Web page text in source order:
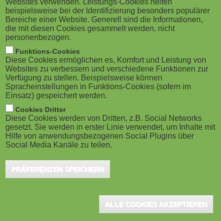
M
o
b
i
l
e
)
g
a
o
n
künftig für Schüler, Lehrer und Eltern auf der
ganzen Welt verfügbar sein. Dies gab der Moskauer
Bürgermeister Sergey Sobyanin laut dem Online-
Magazin "Ostexperte.de" bekannt.
Bei der MES handelt es sich um ein digitales Bildungsprojekt der
Stadt Moskau. Auf der interaktiven Lernplattform können Schüler
Unterrichtseinheiten und Testaufgaben in allen Fächern
absolvieren – ganz einfach per Smartphone oder Tablet. Derzeit
hält die Bibliothek der Plattform etwa 600.000 Lektionen, die
Dafür müssen Nutzer nur die "Moscow e-school"-App
freigeschalten wird. Laut Informationen der Stadt haben bereits
2,5 Millionen Moskauer die Plattform genutzt.
Websites verwenden. Leistungs-Cookies helfen
beispielsweise bei der Identifizierung besonders populärer
Bereiche einer Website. Generell sind die Informationen,
die mit diesen Cookies gesammelt werden, nicht
personenbezogen.
Funktions-Cookies
Diese Cookies ermöglichen es, Komfort und Leistung von
Websites zu verbessern und verschiedene Funktionen zur
Verfügung zu stellen. Beispielsweise können
Spracheinstellungen in Funktions-Cookies (sofern im
Einsatz) gespeichert werden.
Cookies Dritter
Diese Cookies werden von Dritten, z.B. Social Networks
gesetzt. Sie werden in erster Linie verwendet, um Inhalte mit
Hilfe von anwendungsbezogenen Social Plugins über
Social Media Kanäle zu teilen.
PRÄFERENZEN SPEICHERN
ALLE COOKIES AKZEPTIEREN